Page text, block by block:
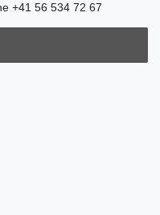
+41 56 534 72 67